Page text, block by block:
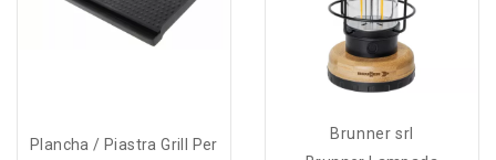
Plancha / Piastra Grill Per
Brunner srl